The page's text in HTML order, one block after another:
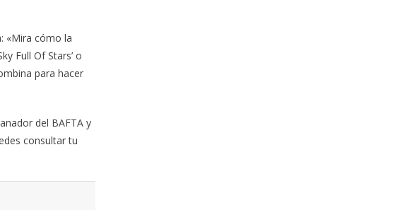
«Mira cómo la
Full Of Stars’ o
para hacer
del BAFTA y
consultar tu